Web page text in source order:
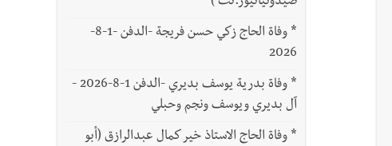
*
وفاة الحاج زكي حسن فريجة -الدفن -1-8-
2026
*
وفاة بدرية يوسف بديري -الدفن 1-8-2026 -
آل بديري ويوسف ونجم وحبلي
* وفاة الحاج الاستاذ خير كمال عبدالرازق (أبو